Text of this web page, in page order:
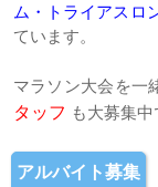
ム・トライアスロ
ています。
マラソン大会を一
タッフ も大募集中
アルバイト募集